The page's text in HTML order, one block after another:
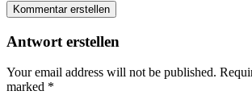
Kommentar erstellen
Antwort erstellen
Your email address will not be published.
marked *